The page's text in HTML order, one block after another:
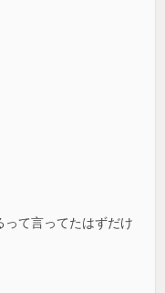
て言ってたはずだけ